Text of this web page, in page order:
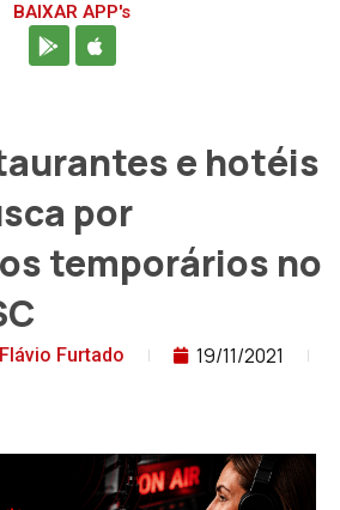
BAIXAR APP's
e hotéis
por
temporários no
Flávio Furtado
19/11/2021